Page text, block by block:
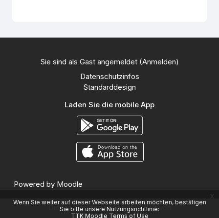
Wenn Sie weiter auf dieser Webseite arbeiten möchten, bestätigen
Sie bitte unsere Nutzungsrichtlinie:
TTK Moodle Terms of Use
x
Sie sind als Gast angemeldet (Anmelden)
Datenschutzinfos
Standarddesign
Laden Sie die mobile App
Powered by Moodle
Dieses Design wurde entwickelt von